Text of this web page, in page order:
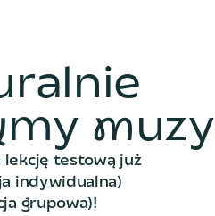
ralnie
my muzy
lekcję testową już
indywidualna)
grupowa)!